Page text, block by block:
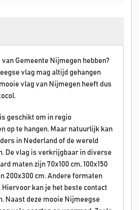
Gemeente Nijmegen hebben?
vlag mag altijd gehangen
vlag van Nijmegen heeft dus
geschikt om in regio
op te hangen. Maar natuurlijk kan
in Nederland of de wereld
De vlag is verkrijgbaar in diverse
maten zijn 70x100 cm, 100x150
200x300 cm. Andere formaten
kan je het beste contact
Naast deze mooie Nijmeegse